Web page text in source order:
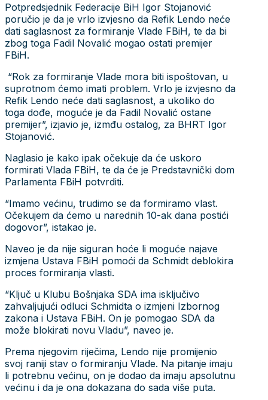
Potpredsjednik Federacije BiH Igor Stojanović
poručio je da je vrlo izvjesno da Refik Lendo neće
dati saglasnost za formiranje Vlade FBiH, te da bi
zbog toga Fadil Novalić mogao ostati premijer
FBiH.
“Rok za formiranje Vlade mora biti ispoštovan, u
suprotnom ćemo imati problem. Vrlo je izvjesno da
Refik Lendo neće dati saglasnost, a ukoliko do
toga dođe, moguće je da Fadil Novalić ostane
premijer”, izjavio je, izmđu ostalog, za BHRT Igor
Stojanović.
Naglasio je kako ipak očekuje da će uskoro
formirati Vlada FBiH, te da će je Predstavnički dom
Parlamenta FBiH potvrditi.
“Imamo većinu, trudimo se da formiramo vlast.
Očekujem da ćemo u narednih 10-ak dana postići
dogovor”, istakao je.
Naveo je da nije siguran hoće li moguće najave
izmjena Ustava FBiH pomoći da Schmidt deblokira
proces formiranja vlasti.
“Ključ u Klubu Bošnjaka SDA ima isključivo
zahvaljujući odluci Schmidta o izmjeni Izbornog
zakona i Ustava FBiH. On je pomogao SDA da
može blokirati novu Vladu”, naveo je.
Prema njegovim riječima, Lendo nije promijenio
svoj raniji stav o formiranju Vlade. Na pitanje imaju
li potrebnu većinu, on je dodao da imaju apsolutnu
većinu i da je ona dokazana do sada više puta.